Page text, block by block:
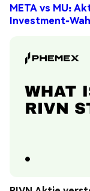
META vs MU:
Investment-